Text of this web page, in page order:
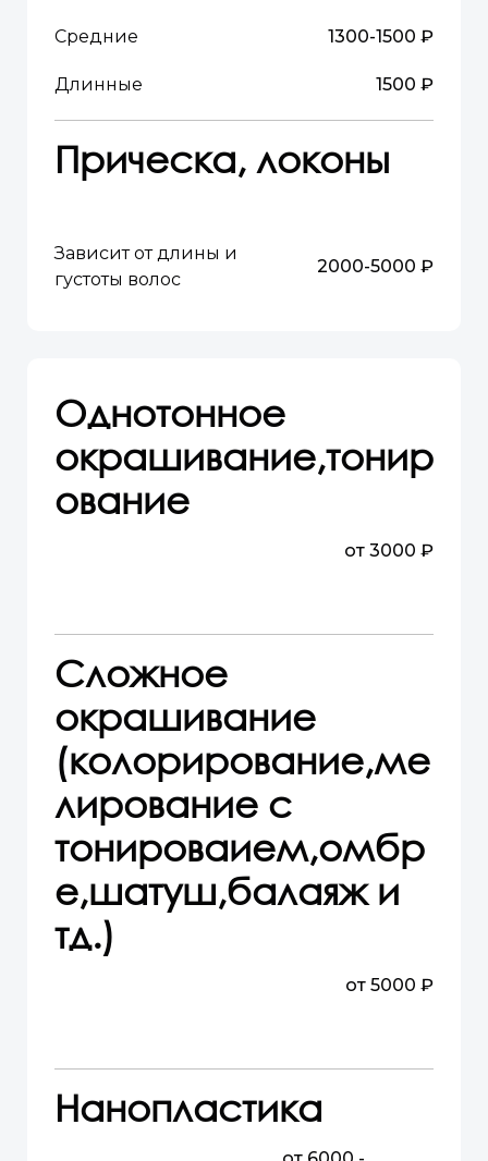
Средние 1300-1500 ₽
Длинные 1500 ₽
Прическа, локоны
Зависит от длины и
густоты волос
2000-5000 ₽
Однотонное
окрашивание,тонир
ование
от 3000 ₽
Сложное
окрашивание
(колорирование,ме
лирование с
тонироваием,омбр
е,шатуш,балаяж и
тд.)
от 5000 ₽
Нанопластика